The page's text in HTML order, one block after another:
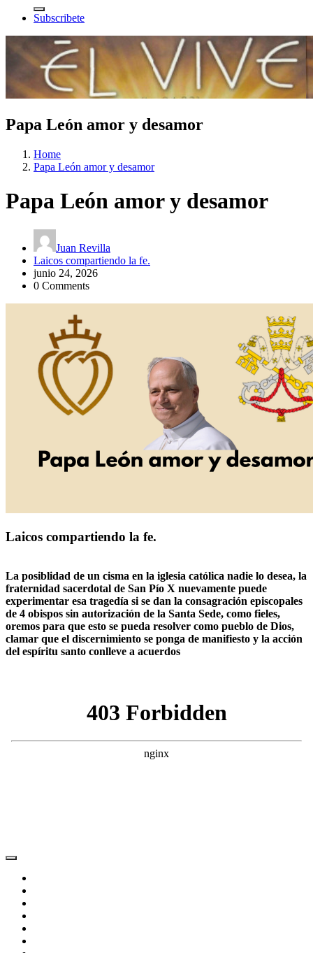
Subscribete
Papa León amor y desamor
Home
Papa León amor y desamor
Papa León amor y desamor
Juan Revilla
Laicos compartiendo la fe.
junio 24, 2026
0 Comments
Laicos compartiendo la fe.
La posiblidad de un cisma en la iglesia católica nadie lo desea, la
fraternidad sacerdotal de San Pío X nuevamente puede
experimentar esa tragedía si se dan la consagración episcopales
de 4 obispos sin autorización de la Santa Sede, como fieles,
oremos para que esto se pueda resolver como pueblo de Dios,
clamar que el discernimiento se ponga de manifiesto y la acción
del espíritu santo conlleve a acuerdos